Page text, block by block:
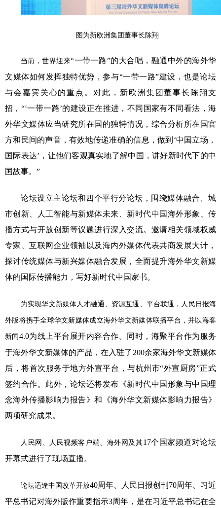
图为新欧洲集团董事长陈翔
当前，世界迎来“一带一路”的大合唱，融通中外的海外华
文媒体如何发挥独特优势，参与“一带一路”建设，也是论坛
与会嘉宾关心的重点。对此，新欧洲集团董事长陈翔支
招，“‘一带一路’的建设正在推进，不同国家有不同看法，海
外华文媒体应当研究所在国的独特情况，综合分析所在国官
方和民间的声音，有效地传递准确的信息，做到‘中国立场，
国际表达’，让他们客观真实地了解中国，讲好新时代下的中
国故事。”
论坛设立主论坛和四个平行分论坛，围绕媒体融合、城
市创新、人工智能与新媒体未来、新时代中国海外形象、传
播方式与开放创新等议题进行深入交流。邀请相关领域权威
专家、互联网企业领袖以及海内外媒体代表共商发展大计，
探讨传统媒体与新兴媒体融合发展，全面提升海外华文新媒
体的国际传播能力，写好新时代中国家书。
为实现华文新媒体人才融通、资源互通、平台联通，人民日报海
外版将携手全球华文新媒体成立海外华文新媒体联播平台，并以海客
新闻 4.0为线上平台展开内容合作。同时，海聚平台作为服务
于海外华文新媒体的产品，在入驻了200余家海外华文新媒体
后，将首次服务于地方外宣平台，与杭州市“外宣厨房”正式
签约合作。此外，论坛还将发布《新时代中国形象与中国理
念海外传播影响力报告》和《海外华文新媒体影响力报告》
两项研究成果。
人民网、人民视频客户端、海外网及其17个国家频道对论坛
开幕式进行了现场直播。
论坛适逢中国改革开放40周年、人民日报创刊70周年、习近
平总书记对海外版作重要指示3周年，是在习近平总书记在全